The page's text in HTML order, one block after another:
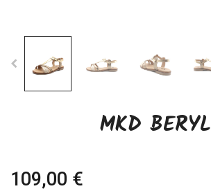
MKD BERYL
109,00 €